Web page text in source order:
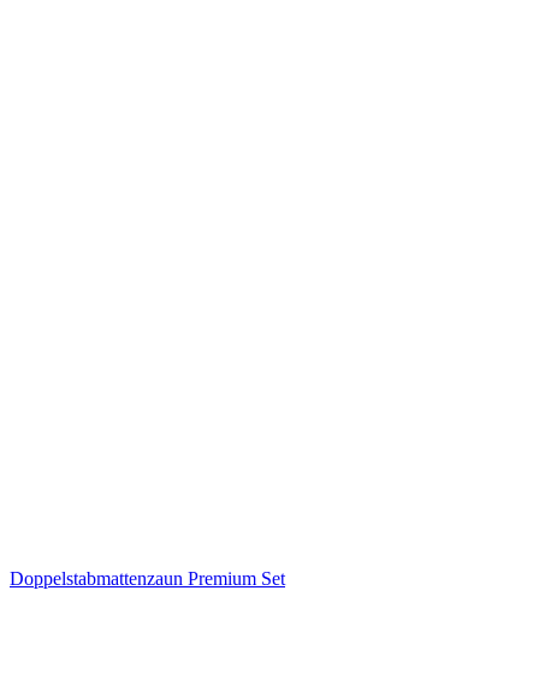
Doppelstabmattenzaun Premium Set